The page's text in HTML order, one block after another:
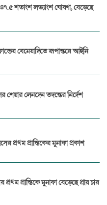
৪৭.৫ শতাংশ লভ্যাংশ ঘোষণা, বেড়েছে
বেমেয়াদিতে রূপান্তরে আইনি
শেয়ার লেনদেন তদন্তের নির্দেশ
প্রথম প্রান্তিকের মুনাফা প্রকাশ
প্রথম প্রান্তিকে মুনাফা বেড়েছে প্রায় চার